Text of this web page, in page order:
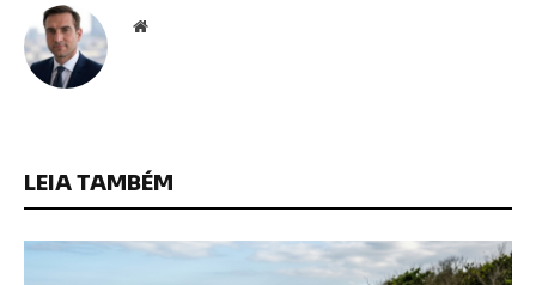
Website
LEIA TAMBÉM